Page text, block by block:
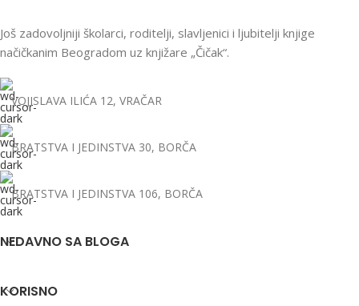
Još zadovoljniji školarci, roditelji, slavljenici i ljubitelji knjige
načičkanim Beogradom uz knjižare „Čičak“.
VOJISLAVA ILIĆA 12, VRAČAR
BRATSTVA I JEDINSTVA 30, BORČA
BRATSTVA I JEDINSTVA 106, BORČA
NEDAVNO SA BLOGA
KORISNO